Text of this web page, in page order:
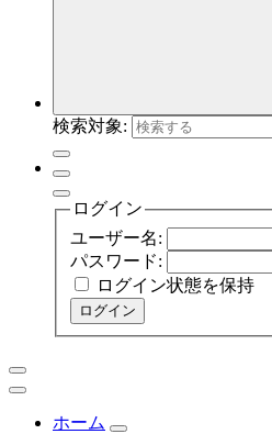
検索対象:
ログイン
ユーザー名:
パスワード:
ログイン状態を保持
ログイン
ホーム